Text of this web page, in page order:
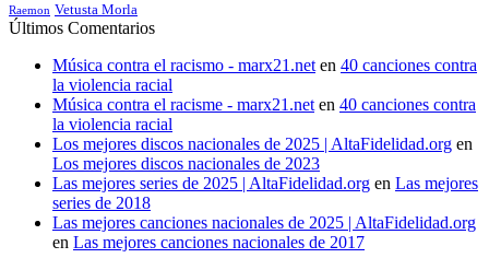
Raemon Vetusta Morla
Últimos Comentarios
Música contra el racismo - marx21.neten 40 canciones contra
la violencia racial
Música contra el racisme - marx21.neten 40 canciones contra
la violencia racial
Los mejores discos nacionales de 2025 | AltaFidelidad.org en
Los mejores discos nacionales de 2023
Las mejores series de 2025 | AltaFidelidad.org en Las mejores
series de 2018
Las mejores canciones nacionales de 2025 | AltaFidelidad.org
en Las mejores canciones nacionales de 2017